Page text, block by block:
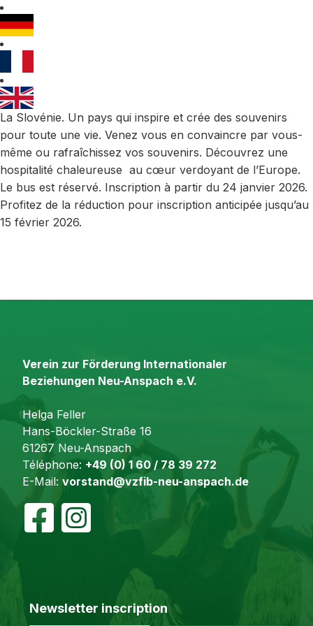
La Slovénie. Un pays qui inspire et crée des souvenirs
pour toute une vie. Venez vous en convaincre par vous-
même ou rafraîchissez vos souvenirs. Découvrez une
hospitalité chaleureuse au cœur verdoyant de l’Europe.
Le bus est réservé. Inscription à partir du 24 janvier 2026.
Profitez de la réduction pour inscription anticipée jusqu’au
15 février 2026.
Verein zur Förderung Internationaler
Beziehungen Neu-Anspach e.V.
Helga Feller
Hans-Böckler-Straße 16
61267 Neu-Anspach
Téléphone: +49 (0) 1 60 / 78 39 272
E-Mail: vorstand@vzfib-neu-anspach.de
Newsletter inscription